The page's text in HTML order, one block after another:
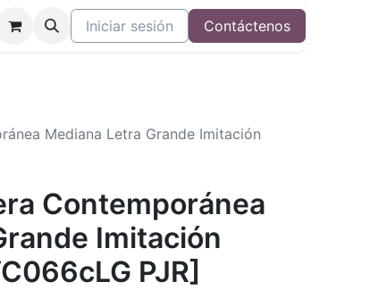
Iniciar sesión Contáctenos
Mediana Letra Grande Imitación
Contemporánea
Imitación
PJR]